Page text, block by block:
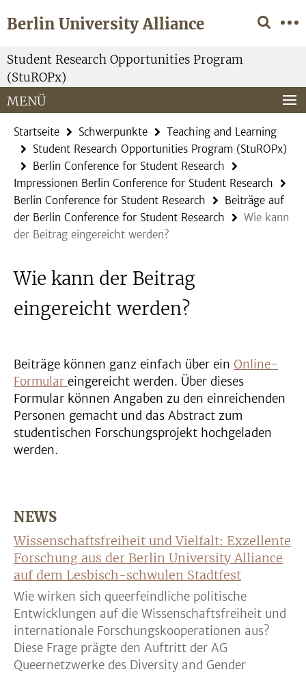
direkt
Inhalt
Berlin University Alliance
Service-
Navigation
Student Research Opportunities Program
(StuROPx)
MENÜ
Startseite Schwerpunkte
Teaching and Learning
Student Research Opportunities Program (StuROPx)
Berlin Conference for Student Research
Impressionen Berlin Conference for Student Research
Berlin Conference for Student Research
Beiträge auf
der Berlin Conference for Student Research
Wie kann
der Beitrag eingereicht werden?
Wie kann der Beitrag
eingereicht werden?
Beiträge können ganz einfach über ein Online-
Formular eingereicht werden. Über dieses
Formular können Angaben zu den einreichenden
Personen gemacht und das Abstract zum
studentischen Forschungsprojekt hochgeladen
werden.
NEWS
Wissenschaftsfreiheit und Vielfalt: Exzellente
Forschung aus der Berlin University Alliance
auf dem Lesbisch-schwulen Stadtfest
Wie wirken sich queerfeindliche politische
Entwicklungen auf die Wissenschaftsfreiheit und
internationale Forschungskooperationen aus?
Diese Frage prägte den Auftritt der AG
Queernetzwerke des Diversity and Gender